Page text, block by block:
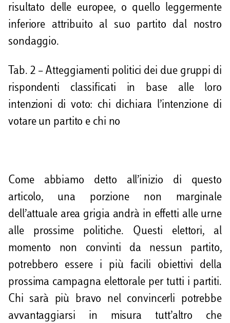
risultato delle europee, o quello leggermente
inferiore attribuito al suo partito dal nostro
sondaggio.
Tab. 2 – Atteggiamenti politici dei due gruppi di
rispondenti classificati in base alle loro
intenzioni di voto: chi dichiara l’intenzione di
votare un partito e chi no
Come abbiamo detto all’inizio di questo
articolo, una porzione non marginale
dell’attuale area grigia andrà in effetti alle urne
alle prossime politiche. Questi elettori, al
momento non convinti da nessun partito,
potrebbero essere i più facili obiettivi della
prossima campagna elettorale per tutti i partiti.
Chi sarà più bravo nel convincerli potrebbe
avvantaggiarsi in misura tutt’altro che